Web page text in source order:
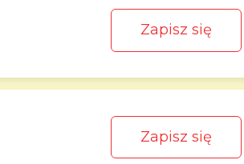
Zapisz się
Zapisz się